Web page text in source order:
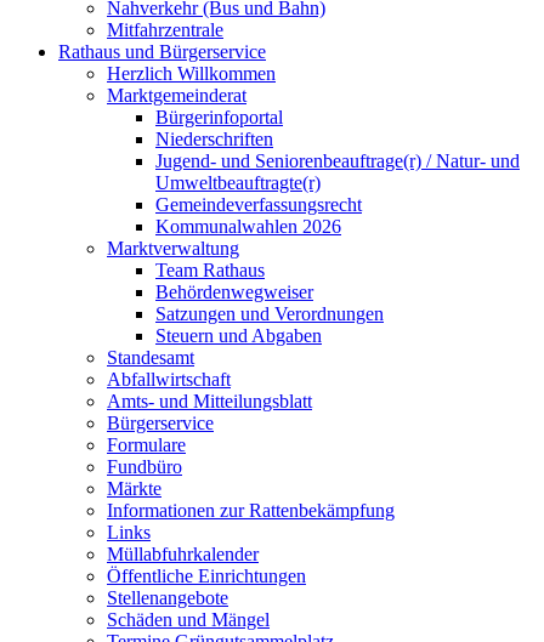
Nahverkehr (Bus und Bahn)
Mitfahrzentrale
Rathaus und Bürgerservice
Herzlich Willkommen
Marktgemeinderat
Bürgerinfoportal
Niederschriften
Jugend- und Seniorenbeauftrage(r) / Natur- und
Umweltbeauftragte(r)
Gemeindeverfassungsrecht
Kommunalwahlen 2026
Marktverwaltung
Team Rathaus
Behördenwegweiser
Satzungen und Verordnungen
Steuern und Abgaben
Standesamt
Abfallwirtschaft
Amts- und Mitteilungsblatt
Bürgerservice
Formulare
Fundbüro
Märkte
Informationen zur Rattenbekämpfung
Links
Müllabfuhrkalender
Öffentliche Einrichtungen
Stellenangebote
Schäden und Mängel